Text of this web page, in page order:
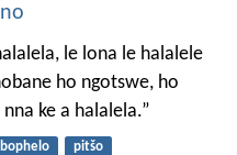
le lona le halalele
ho ngotswe, ho
ke a halalela.”
bophelo pitšo